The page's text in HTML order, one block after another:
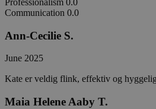
Professionalism 0.0
Communication 0.0
Ann-Cecilie S.
June 2025
Kate er veldig flink, effektiv og
Maia Helene Aaby T.